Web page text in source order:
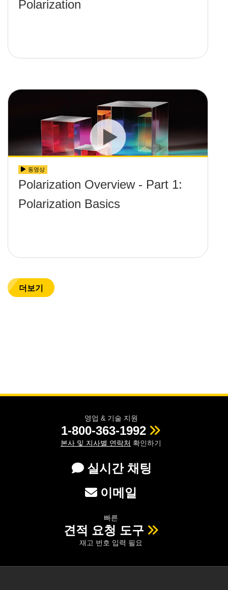
Polarization
동영상
Polarization Overview - Part 1:
Polarization Basics
더보기
영업 & 기술 지원
1-800-363-1992
본사 및 지사별 연락처 확인하기
실시간 채팅
이메일
빠른
견적 요청 도구
재고 번호 입력 필요